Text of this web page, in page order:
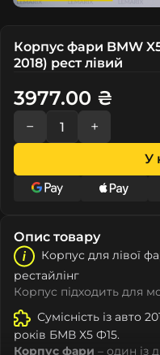
Корпус фари BMW X5
2018) рест лівий
3977.00 ₴
− +
У
Опис товару
Корпус для лівої
рестайлінг
Корпус підходить для
Сумісність із авто
років БМВ Х5 Ф15.
Корпус фари – один із